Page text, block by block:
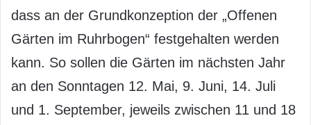
dass an der Grundkonzeption der „Offenen
Gärten im Ruhrbogen“ festgehalten werden
kann. So sollen die Gärten im nächsten Jahr
an den Sonntagen 12. Mai, 9. Juni, 14. Juli
und 1. September, jeweils zwischen 11 und 18